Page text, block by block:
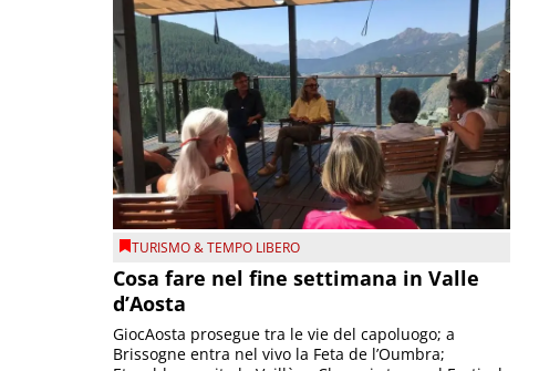
TURISMO & TEMPO LIBERO
Cosa fare nel fine settimana in Valle
d’Aosta
GiocAosta prosegue tra le vie del capoluogo; a
Brissogne entra nel vivo la Feta de l’Oumbra;